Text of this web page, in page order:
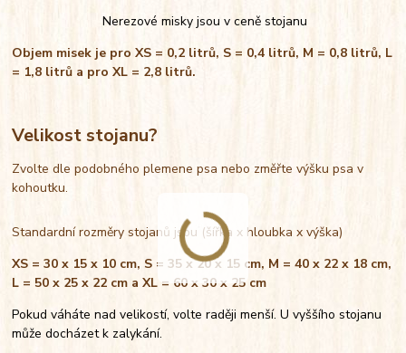
Nerezové misky jsou v ceně stojanu
Objem misek je pro XS = 0,2 litrů, S = 0,4 litrů, M = 0,8 litrů, L
= 1,8 litrů a pro XL = 2,8 litrů.
Velikost stojanu?
Zvolte dle podobného plemene psa nebo změřte výšku psa v
kohoutku.
Standardní rozměry stojanů jsou (šířka x hloubka x výška)
XS = 30 x 15 x 10 cm, S = 35 x 20 x 15 cm, M = 40 x 22 x 18 cm,
L = 50 x 25 x 22 cm a XL = 60 x 30 x 25 cm
Pokud váháte nad velikostí, volte raději menší. U vyššího stojanu
může docházet k zalykání.